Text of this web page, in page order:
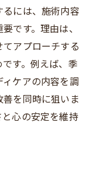
には、施術内容
です。理由は、
アプローチする
す。例えば、季
ケアの内容を調
を同時に狙いま
心の安定を維持